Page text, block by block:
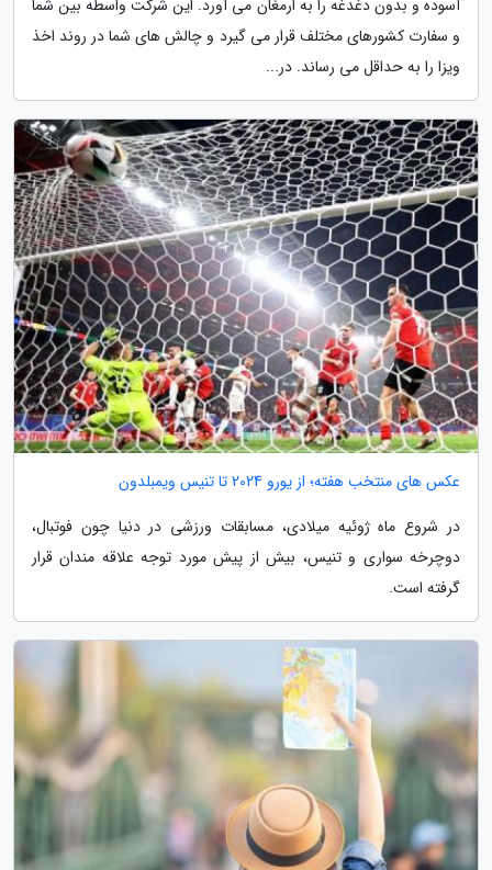
آسوده و بدون دغدغه را به ارمغان می آورد. این شرکت واسطه بین شما
و سفارت کشورهای مختلف قرار می گیرد و چالش های شما در روند اخذ
ویزا را به حداقل می رساند. در...
عکس های منتخب هفته؛ از یورو 2024 تا تنیس ویمبلدون
در شروع ماه ژوئیه میلادی، مسابقات ورزشی در دنیا چون فوتبال،
دوچرخه سواری و تنیس، بیش از پیش مورد توجه علاقه مندان قرار
گرفته است.